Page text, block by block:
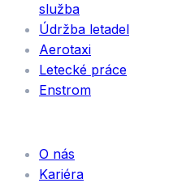
služba
Údržba letadel
Aerotaxi
Letecké práce
Enstrom
O nás
Kariéra